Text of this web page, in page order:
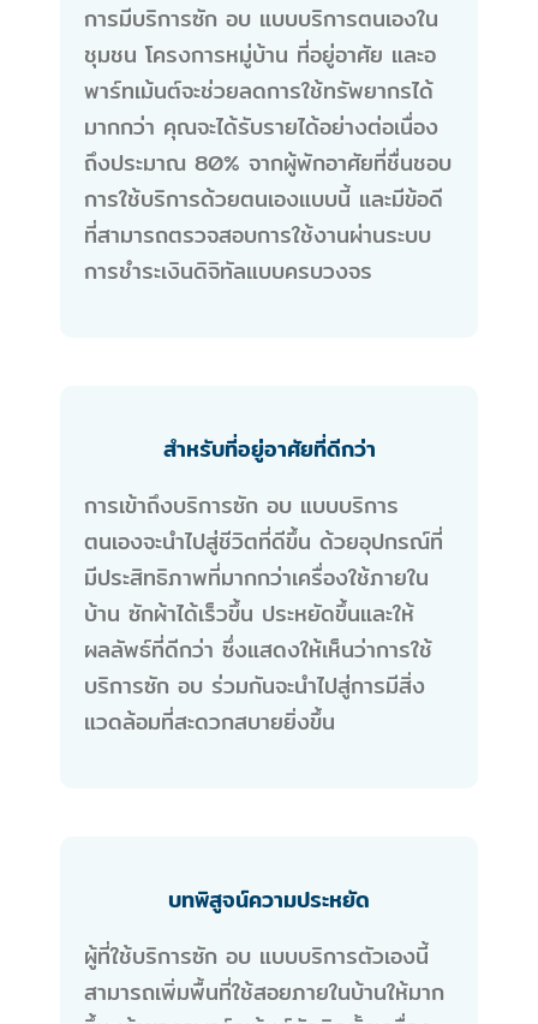
การมีบริการซัก อบ แบบบริการตนเองใน
ชุมชน โครงการหมู่บ้าน ที่อยู่อาศัย และอ
พาร์ทเม้นต์จะช่วยลดการใช้ทรัพยากรได้
มากกว่า คุณจะได้รับรายได้อย่างต่อเนื่อง
ถึงประมาณ 80% จากผู้พักอาศัยที่ชื่นชอบ
การใช้บริการด้วยตนเองแบบนี้ และมีข้อดี
ที่สามารถตรวจสอบการใช้งานผ่านระบบ
การชำระเงินดิจิทัลแบบครบวงจร
สำหรับที่อยู่อาศัยที่ดีกว่า
การเข้าถึงบริการซัก อบ แบบบริการ
ตนเองจะนำไปสู่ชีวิตที่ดีขึ้น ด้วยอุปกรณ์ที่
มีประสิทธิภาพที่มากกว่าเครื่องใช้ภายใน
บ้าน ซักผ้าได้เร็วขึ้น ประหยัดขึ้นและให้
ผลลัพธ์ที่ดีกว่า ซึ่งแสดงให้เห็นว่าการใช้
บริการซัก อบ ร่วมกันจะนำไปสู่การมีสิ่ง
แวดล้อมที่สะดวกสบายยิ่งขึ้น
บทพิสูจน์ความประหยัด
ผู้ที่ใช้บริการซัก อบ แบบบริการตัวเองนี้
สามารถเพิ่มพื้นที่ใช้สอยภายในบ้านให้มาก